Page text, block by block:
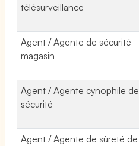
télésurveillance
Agent / Agente de sécurité
magasin
Agent / Agente cynophile de
sécurité
Agent / Agente de sûreté de